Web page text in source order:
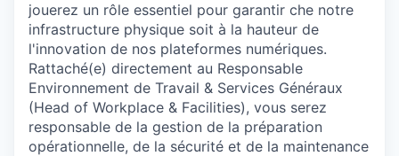
jouerez un rôle essentiel pour garantir che notre
infrastructure physique soit à la hauteur de
l'innovation de nos plateformes numériques.
Rattaché(e) directement au Responsable
Environnement de Travail & Services Généraux
(Head of Workplace & Facilities), vous serez
responsable de la gestion de la préparation
opérationnelle, de la sécurité et de la maintenance